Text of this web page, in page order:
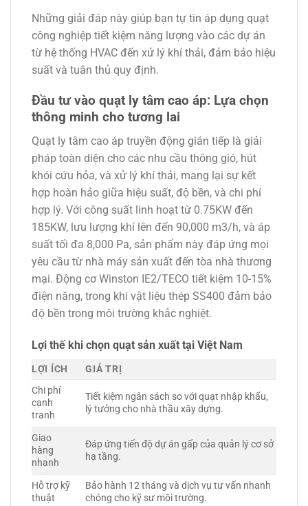
Những giải đáp này giúp bạn tự tin áp dụng quạt
công nghiệp tiết kiệm năng lượng vào các dự án
từ hệ thống HVAC đến xử lý khí thải, đảm bảo hiệu
suất và tuân thủ quy định.
Đầu tư vào quạt ly tâm cao áp: Lựa chọn
thông minh cho tương lai
Quạt ly tâm cao áp truyền động gián tiếp là giải
pháp toàn diện cho các nhu cầu thông gió, hút
khói cứu hỏa, và xử lý khí thải, mang lại sự kết
hợp hoàn hảo giữa hiệu suất, độ bền, và chi phí
hợp lý. Với công suất linh hoạt từ 0.75KW đến
185KW, lưu lượng khí lên đến 90,000 m3/h, và áp
suất tối đa 8,000 Pa, sản phẩm này đáp ứng mọi
yêu cầu từ nhà máy sản xuất đến tòa nhà thương
mại. Động cơ Winston IE2/TECO tiết kiệm 10-15%
điện năng, trong khi vật liệu thép SS400 đảm bảo
độ bền trong môi trường khắc nghiệt.
Lợi thế khi chọn quạt sản xuất tại Việt Nam
LỢI ÍCH
GIÁ TRỊ
Chi phí
cạnh
tranh
Tiết kiệm ngân sách so với quạt nhập khẩu,
lý tưởng cho nhà thầu xây dựng.
Giao
hàng
nhanh
Đáp ứng tiến độ dự án gấp của quản lý cơ sở
hạ tầng.
Hỗ trợ kỹ
thuật
Bảo hành 12 tháng và dịch vụ tư vấn nhanh
chóng cho kỹ sư môi trường.